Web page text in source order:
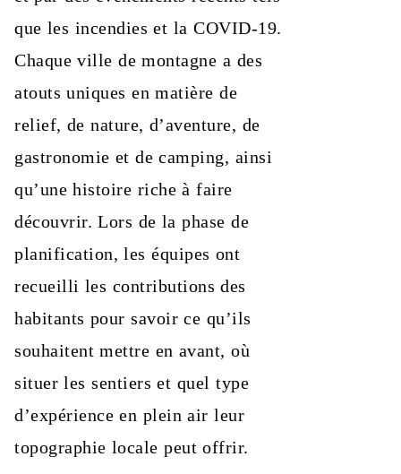
que les incendies et la COVID-19.
Chaque ville de montagne a des
atouts uniques en matière de
relief, de nature, d’aventure, de
gastronomie et de camping, ainsi
qu’une histoire riche à faire
découvrir. Lors de la phase de
planification, les équipes ont
recueilli les contributions des
habitants pour savoir ce qu’ils
souhaitent mettre en avant, où
situer les sentiers et quel type
d’expérience en plein air leur
topographie locale peut offrir.